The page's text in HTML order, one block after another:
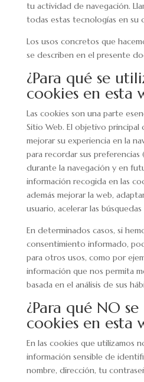
tu actividad de navegación.
todas estas tecnologías en su
Los usos concretos que
se describen en el presente
¿Para qué se
cookies en esta
Las cookies son una parte
Sitio Web. El objetivo principal
mejorar su experiencia en la
para recordar sus preferencias
durante la navegación y en
información recogida en las
además mejorar la web,
usuario, acelerar las
En determinados casos, si
consentimiento informado,
para otros usos, como por
información que nos permita
basada en el análisis de sus
¿Para qué NO
cookies en esta
En las cookies que utilizamos
información sensible de
nombre, dirección, tu